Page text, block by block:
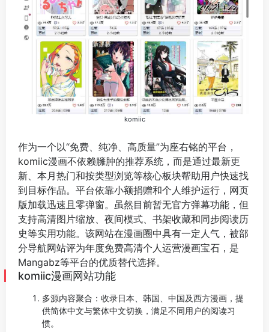
komiic
作为一个以“免费、纯净、高质量”为座右铭的平台，
komiic漫画不依赖臃肿的推荐系统，而是通过最新更
新、本月热门和按类型浏览等核心板块帮助用户快速找
到目标作品。平台依靠小额捐赠和个人维护运行，网页
版加载迅速且零弹窗。虽然目前暂无官方弹幕功能，但
支持高清图片缩放、夜间模式、书架收藏和同步阅读历
史等实用功能。该网站在漫画圈中具有一定人气，被部
分导航网站评为年度免费高清个人运营漫画宝石，是
Mangabz等平台的优质替代选择。
komiic漫画网站功能
多源内容聚合：收录日本、韩国、中国及西方漫画，提
供简体中文与繁体中文切换，满足不同用户的阅读习
惯。